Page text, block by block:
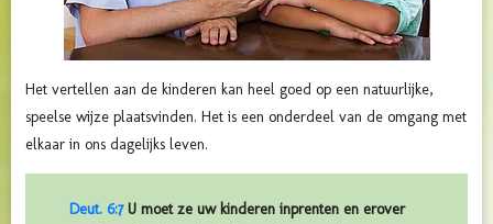
Het vertellen aan de kinderen kan heel goed op een natuurlijke,
speelse wijze plaatsvinden. Het is een onderdeel van de omgang met
elkaar in ons dagelijks leven.
Deut. 6:7U moet ze uw kinderen inprenten en erover